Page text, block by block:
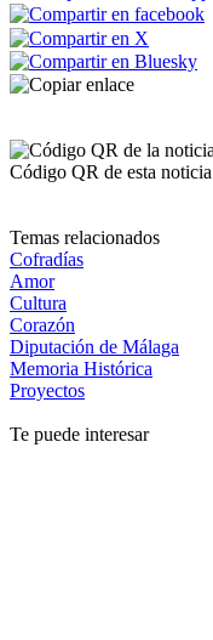
Código QR de esta noticia
Temas relacionados
Cofradías
Amor
Cultura
Corazón
Diputación de Málaga
Memoria Histórica
Proyectos
Te puede interesar